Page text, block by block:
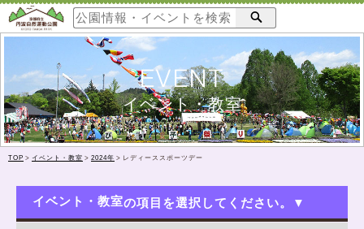
EVENT
イベント・教室
TOP > イベント・教室 > 2024年 > レディーススポーツデー
イベント・教室